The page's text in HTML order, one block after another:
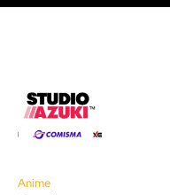
Anime